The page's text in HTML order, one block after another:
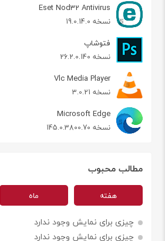
Eset Nod32 Antivirus
نسخه 19.0.14.0
فتوشاپ
نسخه 26.2.0.140
Vlc Media Player
نسخه 3.0.21
Microsoft Edge
نسخه 145.0.3800.70
مطالب محبوب
هفته ماه
چیزی برای نمایش وجود ندارد
چیزی برای نمایش وجود ندارد